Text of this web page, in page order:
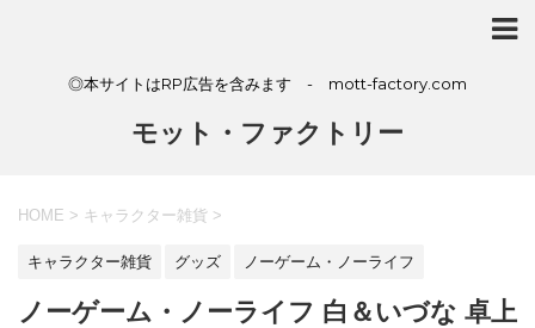
◎本サイトはRP広告を含みます - mott-factory.com
モット・ファクトリー
HOME > キャラクター雑貨 >
キャラクター雑貨 グッズ ノーゲーム・ノーライフ
ノーゲーム・ノーライフ 白＆いづな 卓上